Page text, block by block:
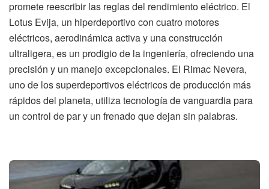
promete reescribir las reglas del rendimiento eléctrico. El
Lotus Evija, un hiperdeportivo con cuatro motores
eléctricos, aerodinámica activa y una construcción
ultraligera, es un prodigio de la ingeniería, ofreciendo una
precisión y un manejo excepcionales. El Rimac Nevera,
uno de los superdeportivos eléctricos de producción más
rápidos del planeta, utiliza tecnología de vanguardia para
un control de par y un frenado que dejan sin palabras.